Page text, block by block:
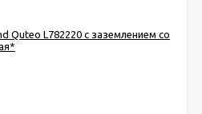
Quteo L782220 с заземлением со